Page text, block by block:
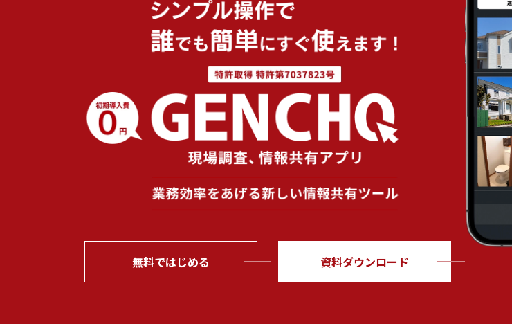
無料ではじめる 資料ダウンロード